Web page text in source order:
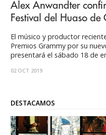
Alex Anwandter
Festival del Huaso
El músico y productor
Premios Grammy por su
presentará el sábado 18 de
participación en el Festival
02 OCT 2019
DESTACAMOS